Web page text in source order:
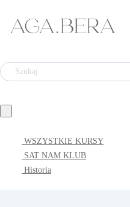
Szukaj
WSZYSTKIE KURSY
SAT NAM KLUB
Historia